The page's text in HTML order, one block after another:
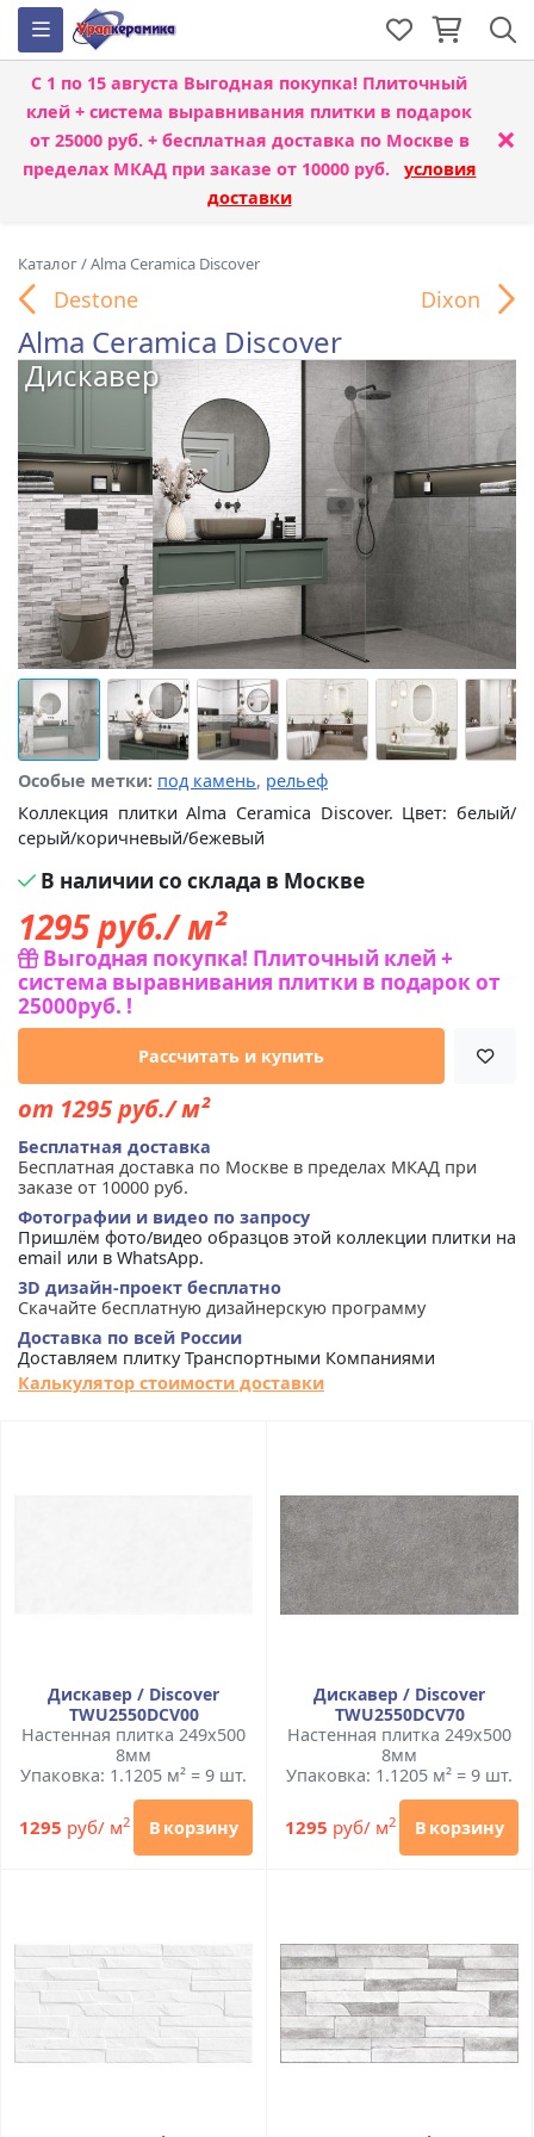
С 1 по 15 августа Выгодная покупка! Плиточный
клей + система выравнивания плитки в подарок
от 25000 руб. + бесплатная доставка по Москве в
пределах МКАД при заказе от 10000 руб. условия
доставки
×
Каталог/Alma Ceramica Discover
Destone Dixon
Alma Ceramica Discover
Дискавер
Особые метки: под камень, рельеф
Коллекция плитки Alma Ceramica Discover. Цвет: белый/
серый/коричневый/бежевый
В наличии со склада в Москве
1295руб./ м²
Выгодная покупка! Плиточный клей +
система выравнивания плитки в подарок от
25000руб. !
Рассчитать и купить
от 1295 руб./ м²
Бесплатная доставка
Бесплатная доставка по Москве в пределах МКАД при
заказе от 10000 руб.
Фотографии и видео по запросу
Пришлём фото/видео образцов этой коллекции плитки на
email или в WhatsApp.
3D дизайн-проект бесплатно
Скачайте бесплатную дизайнерскую программу
Доставка по всей России
Доставляем плитку Транспортными Компаниями
Калькулятор стоимости доставки
Дискавер / Discover
TWU2550DCV00
Настенная плитка 249x500
8мм
Упаковка: 1.1205 м² = 9 шт.
1295 руб/ м2 В корзину
Дискавер / Discover
TWU2550DCV70
Настенная плитка 249x500
8мм
Упаковка: 1.1205 м² = 9 шт.
1295 руб/ м2 В корзину